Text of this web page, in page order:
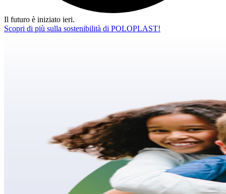
Il futuro è iniziato ieri.
Scopri di più sulla sostenibilità di POLOPLAST!